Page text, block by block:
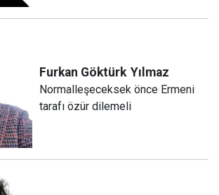
Furkan Göktürk Yılmaz
Normalleşeceksek önce Ermeni
tarafı özür dilemeli